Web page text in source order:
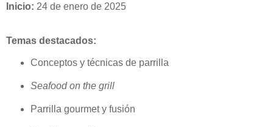
Inicio: 24 de enero de 2025
Temas destacados:
Conceptos y técnicas de parrilla
Seafood on the grill
Parrilla gourmet y fusión